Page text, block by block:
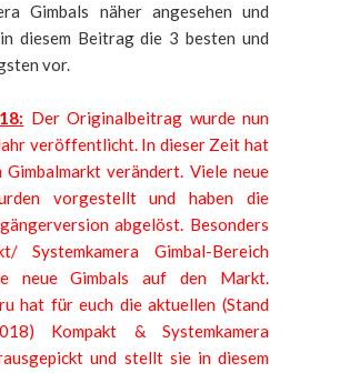
Gimbals näher angesehen und
diesem Beitrag die 3 besten und
vor.
Der Originalbeitrag wurde nun
veröffentlicht. In dieser Zeit hat
Gimbalmarkt verändert. Viele neue
vorgestellt und haben die
abgelöst. Besonders
Systemkamera Gimbal-Bereich
neue Gimbals auf den Markt.
hat für euch die aktuellen (Stand
Kompakt & Systemkamera
und stellt sie in diesem